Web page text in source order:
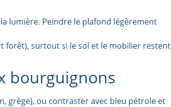
lumière. Peindre le plafond légèrement
forêt), surtout si le sol et le mobilier restent
bourguignons
grège), ou contraster avec bleu pétrole et